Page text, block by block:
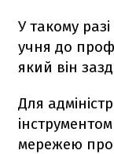
У такому
учня до
який він
Для
мережею